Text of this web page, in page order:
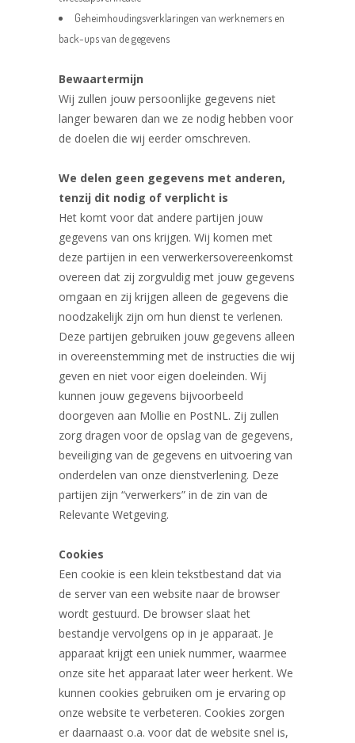
Geheimhoudingsverklaringen van werknemers en
back-ups van de gegevens
Bewaartermijn
Wij zullen jouw persoonlijke gegevens niet
langer bewaren dan we ze nodig hebben voor
de doelen die wij eerder omschreven.
We delen geen gegevens met anderen,
tenzij dit nodig of verplicht is
Het komt voor dat andere partijen jouw
gegevens van ons krijgen. Wij komen met
deze partijen in een verwerkersovereenkomst
overeen dat zij zorgvuldig met jouw gegevens
omgaan en zij krijgen alleen de gegevens die
noodzakelijk zijn om hun dienst te verlenen.
Deze partijen gebruiken jouw gegevens alleen
in overeenstemming met de instructies die wij
geven en niet voor eigen doeleinden. Wij
kunnen jouw gegevens bijvoorbeeld
doorgeven aan Mollie en PostNL. Zij zullen
zorg dragen voor de opslag van de gegevens,
beveiliging van de gegevens en uitvoering van
onderdelen van onze dienstverlening. Deze
partijen zijn “verwerkers” in de zin van de
Relevante Wetgeving.
Cookies
Een cookie is een klein tekstbestand dat via
de server van een website naar de browser
wordt gestuurd. De browser slaat het
bestandje vervolgens op in je apparaat. Je
apparaat krijgt een uniek nummer, waarmee
onze site het apparaat later weer herkent. We
kunnen cookies gebruiken om je ervaring op
onze website te verbeteren. Cookies zorgen
er daarnaast o.a. voor dat de website snel is,